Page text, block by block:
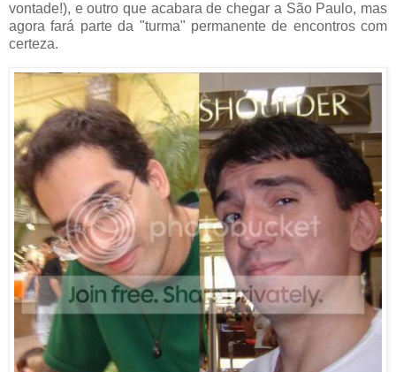
vontade!), e outro que acabara de chegar a São Paulo, mas
agora fará parte da "turma" permanente de encontros com
certeza.